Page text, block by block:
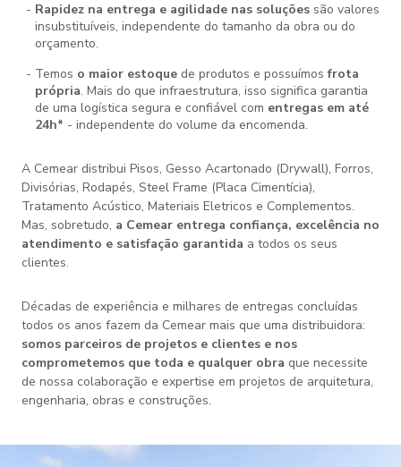
Rapidez na entrega e agilidade nas soluções são valores
insubstituíveis, independente do tamanho da obra ou do
orçamento.
Temos o maior estoque de produtos e possuímosfrota
própria. Mais do que infraestrutura, isso significa garantia
de uma logística segura e confiável com entregas em até
24h* - independente do volume da encomenda.
A Cemear distribui Pisos, Gesso Acartonado (Drywall), Forros,
Divisórias, Rodapés, Steel Frame (Placa Cimentícia),
Tratamento Acústico, Materiais Eletricos e Complementos.
Mas, sobretudo, a Cemear entrega confiança, excelência no
atendimento e satisfação garantida a todos os seus
clientes.
Décadas de experiência e milhares de entregas concluídas
todos os anos fazem da Cemear mais que uma distribuidora:
somos parceiros de projetos e clientes e nos
comprometemos que toda e qualquer obra que necessite
de nossa colaboração e expertise em projetos de arquitetura,
engenharia, obras e construções.